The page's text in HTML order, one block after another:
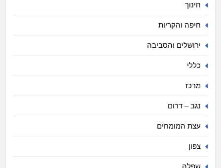
חינוך
חיפה והקריות
ירושלים והסביבה
כללי
מרכז
נגב – דרום
עצת המומחים
צפון